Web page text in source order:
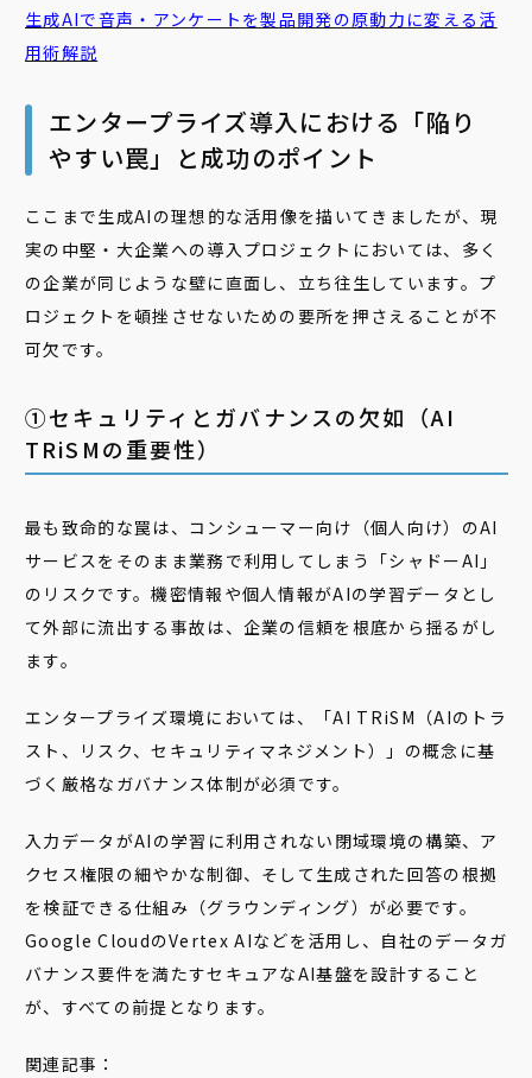
生成AIで音声・アンケートを製品開発の原動力に変える活
用術解説
エンタープライズ導入における「陥り
やすい罠」と成功のポイント
ここまで生成AIの理想的な活用像を描いてきましたが、現
実の中堅・大企業への導入プロジェクトにおいては、多く
の企業が同じような壁に直面し、立ち往生しています。プ
ロジェクトを頓挫させないための要所を押さえることが不
可欠です。
➀セキュリティとガバナンスの欠如（AI
TRiSMの重要性）
最も致命的な罠は、コンシューマー向け（個人向け）のAI
サービスをそのまま業務で利用してしまう「シャドーAI」
のリスクです。機密情報や個人情報がAIの学習データとし
て外部に流出する事故は、企業の信頼を根底から揺るがし
ます。
エンタープライズ環境においては、「AI TRiSM（AIのトラ
スト、リスク、セキュリティマネジメント）」の概念に基
づく厳格なガバナンス体制が必須です。
入力データがAIの学習に利用されない閉域環境の構築、ア
クセス権限の細やかな制御、そして生成された回答の根拠
を検証できる仕組み（グラウンディング）が必要です。
Google CloudのVertex AIなどを活用し、自社のデータガ
バナンス要件を満たすセキュアなAI基盤を設計すること
が、すべての前提となります。
関連記事：